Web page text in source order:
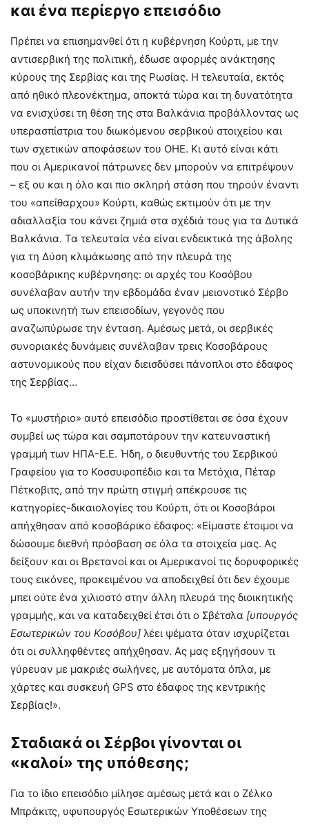
και ένα περίεργο επεισόδιο
Πρέπει να επισημανθεί ότι η κυβέρνηση Κούρτι, με την
αντισερβική της πολιτική, έδωσε αφορμές ανάκτησης
κύρους της Σερβίας και της Ρωσίας. Η τελευταία, εκτός
από ηθικό πλεονέκτημα, αποκτά τώρα και τη δυνατότητα
να ενισχύσει τη θέση της στα Βαλκάνια προβάλλοντας ως
υπερασπίστρια του διωκόμενου σερβικού στοιχείου και
των σχετικών αποφάσεων του ΟΗΕ. Κι αυτό είναι κάτι
που οι Αμερικανοί πάτρωνες δεν μπορούν να επιτρέψουν
– εξ ου και η όλο και πιο σκληρή στάση που τηρούν έναντι
του «απείθαρχου» Κούρτι, καθώς εκτιμούν ότι με την
αδιαλλαξία του κάνει ζημιά στα σχέδιά τους για τα Δυτικά
Βαλκάνια. Τα τελευταία νέα είναι ενδεικτικά της άβολης
για τη Δύση κλιμάκωσης από την πλευρά της
κοσοβάρικης κυβέρνησης: οι αρχές του Κοσόβου
συνέλαβαν αυτήν την εβδομάδα έναν μειονοτικό Σέρβο
ως υποκινητή των επεισοδίων, γεγονός που
αναζωπύρωσε την ένταση. Αμέσως μετά, οι σερβικές
συνοριακές δυνάμεις συνέλαβαν τρεις Κοσοβάρους
αστυνομικούς που είχαν διεισδύσει πάνοπλοι στο έδαφος
της Σερβίας…
Το «μυστήριο» αυτό επεισόδιο προστίθεται σε όσα έχουν
συμβεί ως τώρα και σαμποτάρουν την κατευναστική
γραμμή των ΗΠΑ-Ε.Ε. Ήδη, ο διευθυντής του Σερβικού
Γραφείου για το Κοσσυφοπέδιο και τα Μετόχια, Πέταρ
Πέτκοβιτς, από την πρώτη στιγμή απέκρουσε τις
κατηγορίες-δικαιολογίες του Κούρτι, ότι οι Κοσοβάροι
απήχθησαν από κοσοβάρικο έδαφος: «Είμαστε έτοιμοι να
δώσουμε διεθνή πρόσβαση σε όλα τα στοιχεία μας. Ας
δείξουν και οι Βρετανοί και οι Αμερικανοί τις δορυφορικές
τους εικόνες, προκειμένου να αποδειχθεί ότι δεν έχουμε
μπει ούτε ένα χιλιοστό στην άλλη πλευρά της διοικητικής
γραμμής, και να καταδειχθεί έτσι ότι ο Σβέτσλα [υπουργός
Εσωτερικών του Κοσόβου] λέει ψέματα όταν ισχυρίζεται
ότι οι συλληφθέντες απήχθησαν. Ας μας εξηγήσουν τι
γύρευαν με μακριές σωλήνες, με αυτόματα όπλα, με
χάρτες και συσκευή GPS στο έδαφος της κεντρικής
Σερβίας!».
Σταδιακά οι Σέρβοι γίνονται οι
«καλοί» της υπόθεσης;
Για το ίδιο επεισόδιο μίλησε αμέσως μετά και ο Ζέλκο
Μπράκιτς, υφυπουργός Εσωτερικών Υποθέσεων της